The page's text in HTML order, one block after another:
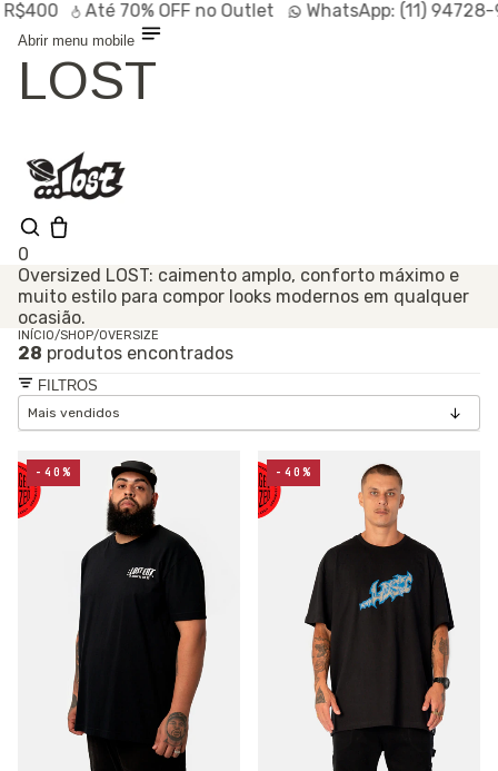
Até70% OFFno Outlet WhatsApp:(11) 94728-9569
Abrir menu mobile
LOST
0
Olá, visitante
Entrar /
Cadastrar
Shop
Lançamentos
Linhas
Especiais
Oversized LOST: caimento amplo, conforto máximo e
muito estilo para compor looks modernos em qualquer
ocasião.
INÍCIO/SHOP/OVERSIZE
28 produtos encontrados
FILTROS
-40% -40%